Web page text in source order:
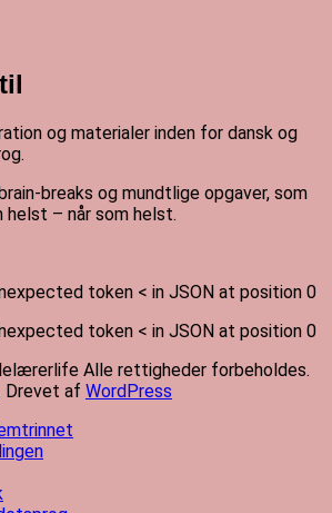
og materialer inden for dansk og
breaks og mundtlige opgaver, som
helst – når som helst.
token < in JSON at position 0
token < in JSON at position 0
Alle rettigheder forbeholdes.
Drevet af WordPress